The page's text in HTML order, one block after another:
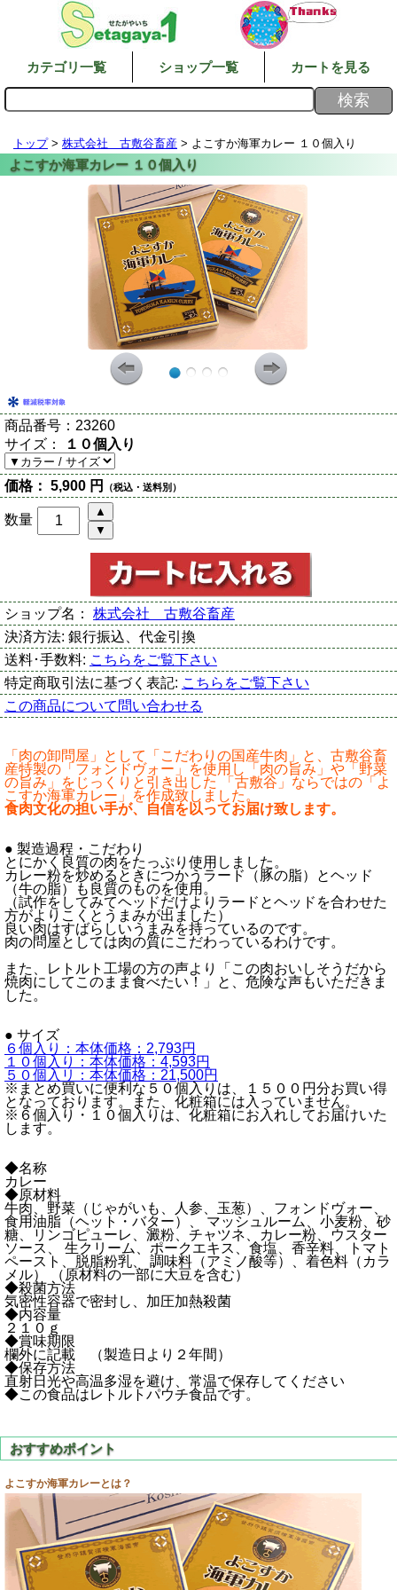
カテゴリ一覧 ショップ一覧 カートを見る
トップ> 株式会社 古敷谷畜産 > よこすか海軍カレー １０個入り
商品番号： 23260
サイズ： １０個入り
価格： 5,900 円 （税込・送料別）
数量
ショップ名： 株式会社 古敷谷畜産
決済方法: 銀行振込、代金引換
送料･手数料: こちらをご覧下さい
特定商取引法に基づく表記: こちらをご覧下さい
この商品について問い合わせる
「肉の卸問屋」として「こだわりの国産牛肉」と、古敷谷畜
産特製の「フォンドヴォー」を使用し「肉の旨み」や「野菜
の旨み」をじっくりと引き出した 「古敷谷」ならではの「よ
こすか海軍カレー」を作成致しました。
食肉文化の担い手が、自信を以ってお届け致します。
● 製造過程・こだわり
とにかく良質の肉をたっぷり使用しました。
カレー粉を炒めるときにつかうラード（豚の脂）とヘッド
（牛の脂）も良質のものを使用。
（試作をしてみてヘッドだけよりラードとヘッドを合わせた
方がよりこくとうまみが出ました）
良い肉はすばらしいうまみを持っているのです。
肉の問屋としては肉の質にこだわっているわけです。
また、レトルト工場の方の声より「この肉おいしそうだから
焼肉にしてこのまま食べたい！」と、危険な声もいただきま
した。
● サイズ
６個入り：本体価格：2,793円
１０個入り：本体価格：4,593円
５０個入リ：本体価格：21,500円
※まとめ買いに便利な５０個入りは、１５００円分お買い得
となっております。また、化粧箱には入っていません。
※６個入り・１０個入りは、化粧箱にお入れしてお届けいた
します。
◆名称
カレー
◆原材料
牛肉、野菜（じゃがいも、人参、玉葱）、フォンドヴォー、
食用油脂（ヘット・バター）、 マッシュルーム、小麦粉、砂
糖、リンゴピューレ、澱粉、チャツネ、カレー粉、ウスター
ソース、 生クリーム、ポークエキス、食塩、香辛料、トマト
ペースト、脱脂粉乳、 調味料（アミノ酸等）、着色料（カラ
メル） （原材料の一部に大豆を含む）
◆殺菌方法
気密性容器で密封し、加圧加熱殺菌
◆内容量
２１０ｇ
◆賞味期限
欄外に記載 （製造日より２年間）
◆保存方法
直射日光や高温多湿を避け、常温で保存してください
◆この食品はレトルトパウチ食品です。
よこすか海軍カレーとは？